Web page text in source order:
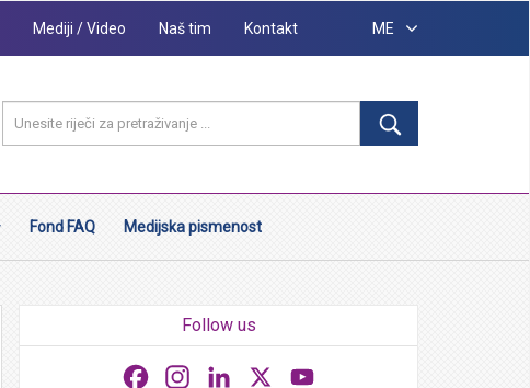
Mediji / Video Naš tim Kontakt ME
Fond FAQ Medijska pismenost
Follow us
FacebookInstagramLinkedIn